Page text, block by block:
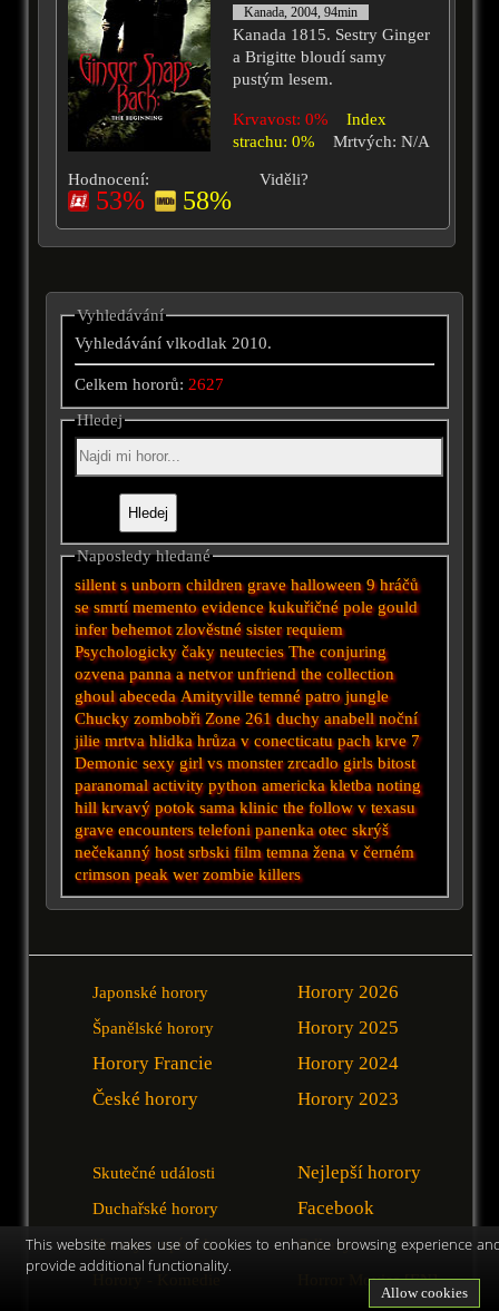
Kanada, 2004, 94min
Kanada 1815. Sestry Ginger
a Brigitte bloudí samy
pustým lesem.
Krvavost: 0%
Index
strachu: 0%
Mrtvých: N/A
Hodnocení:
53% 58%
Viděli?
Vyhledávání
Vyhledávání vlkodlak 2010.
Celkem hororů:2627
Hledej
Naposledy hledané
sillent s unborn children grave halloween 9 hráčů
se smrtí memento evidence kukuřičné pole gould
infer behemot zlověstné sister requiem
Psychologicky čaky neutecies The conjuring
ozvena panna a netvor unfriend the collection
ghoul abeceda Amityville temné patro jungle
Chucky zombobři Zone 261 duchy anabell noční
jilie mrtva hlidka hrůza v conecticatu pach krve 7
Demonic sexy girl vs monster zrcadlo girls bitost
paranomal activity python americka kletba noting
hill krvavý potok sama klinic the follow v texasu
grave encounterstelefonipanenka otec skrýš
nečekanný host srbski film temna žena v černém
crimson peakwer zombie killers
Japonské horory
Španělské horory
Horory Francie
České horory
Horory 2026
Horory 2025
Horory 2024
Horory 2023
Skutečné události
Duchařské horory
Horory o upírech
Nejlepší horory
Facebook
Odkazy
Horror Movies [EN]
This website makes use of cookies to enhance browsing experience
provide additional functionality.
Allow cookies